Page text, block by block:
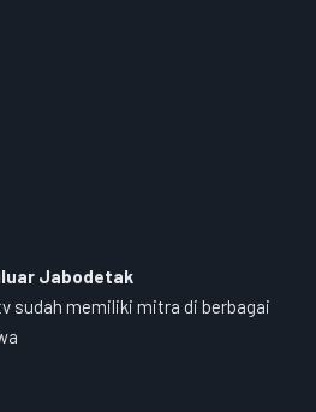
Jabodetak
sudah memiliki mitra di berbagai